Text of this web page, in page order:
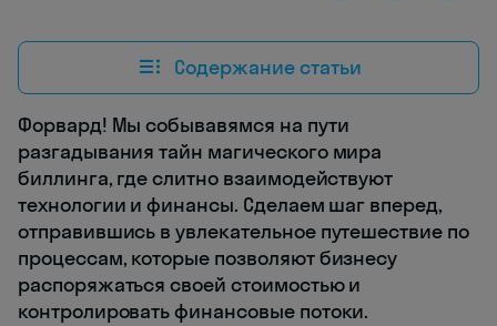
Содержание статьи
Форвард! Мы собывавямся на пути
разгадывания тайн магического мира
биллинга, где слитно взаимодействуют
технологии и финансы. Сделаем шаг вперед,
отправившись в увлекательное путешествие по
процессам, которые позволяют бизнесу
распоряжаться своей стоимостью и
контролировать финансовые потоки.